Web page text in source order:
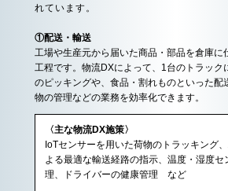
れています。
①配送・輸送
工場や生産元から届いた商品・部品を倉庫に
工程です。物流DXによって、1台のトラック
のピッキングや、食品・割れものといった配
物の管理などの業務を効率化できます。
〈主な物流DX施策〉
IoTセンサーを用いた荷物のトラッキング
よる最適な輸送経路の指示、温度・湿度セ
理、ドライバーの健康管理 など